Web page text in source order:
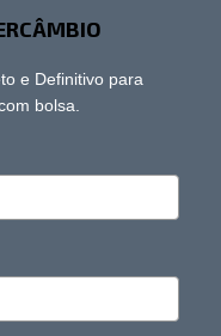
e Definitivo para
bolsa.